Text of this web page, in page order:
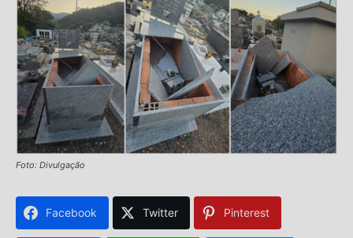
Foto: Divulgação
Facebook Twitter Pinterest